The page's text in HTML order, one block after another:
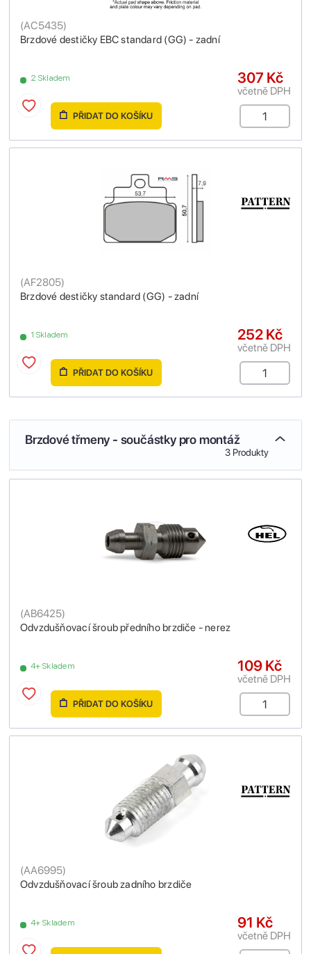
Brzdové destičky EBC standard (GG) - zadní
(AC5435)
2 Skladem 307 Kč
včetně DPH
PŘIDAT DO KOŠÍKU
Brzdové destičky standard (GG) - zadní
(AF2805)
1 Skladem 252 Kč
včetně DPH
PŘIDAT DO KOŠÍKU
Brzdové třmeny - součástky pro montáž
3 Produkty
Odvzdušňovací šroub předního brzdiče - nerez
(AB6425)
4+ Skladem 109 Kč
včetně DPH
PŘIDAT DO KOŠÍKU
Odvzdušňovací šroub zadního brzdiče
(AA6995)
4+ Skladem 91 Kč
včetně DPH